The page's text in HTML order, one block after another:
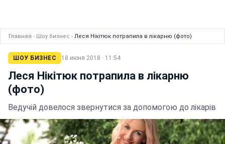
Главная › Шоу бизнес › Леся Нікітюк потрапила в лікарню (фото)
ШОУ БИЗНЕС 18 июня 2018 · 11:54
Леся Нікітюк потрапила в лікарню
(фото)
Ведучій довелося звернутися за допомогою до лікарів